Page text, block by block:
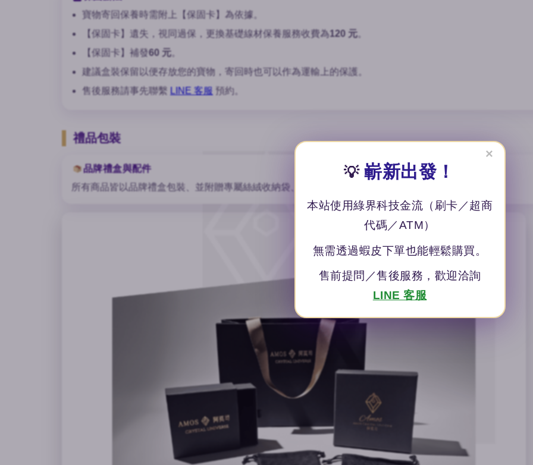
×
💡 嶄新出發！
本站使用綠界科技金流（刷卡／超商
代碼／ATM）
無需透過蝦皮下單也能輕鬆購買。
售前提問／售後服務，歡迎洽詢
LINE 客服
寶物寄回保養時需附上【保固卡】為依據。
【保固卡】遺失，視同過保，更換基礎線材保養服務收費為120 元。
【保固卡】補發60 元。
建議盒裝保留以便存放您的寶物，寄回時也可以作為運輸上的保護。
售後服務請事先聯繫 LINE 客服 預約。
禮品包裝
品牌禮盒與配件
所有商品皆以品牌禮盒包裝、並附贈專屬絲絨收納袋、保固卡與保養布，贈禮自用皆具質感。